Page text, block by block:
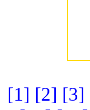
[1] [2] [3]